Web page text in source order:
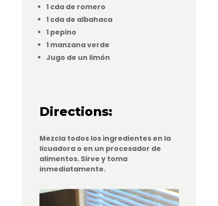
1 cda de romero
1 cda de albahaca
1 pepino
1 manzana verde
Jugo de un limón
Directions:
Mezcla todos los ingredientes en la
licuadora o en un procesador de
alimentos. Sirve y toma
inmediatamente.